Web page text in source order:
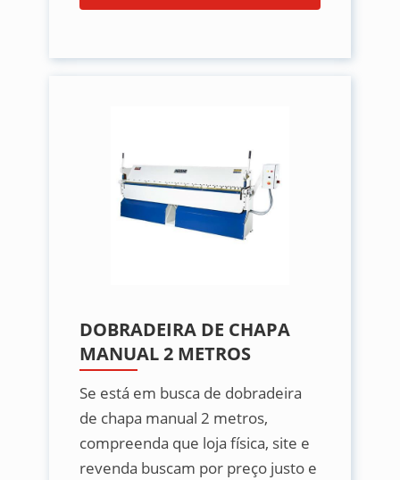
DOBRADEIRA DE CHAPA
MANUAL 2 METROS
Se está em busca de dobradeira
de chapa manual 2 metros,
compreenda que loja física, site e
revenda buscam por preço justo e